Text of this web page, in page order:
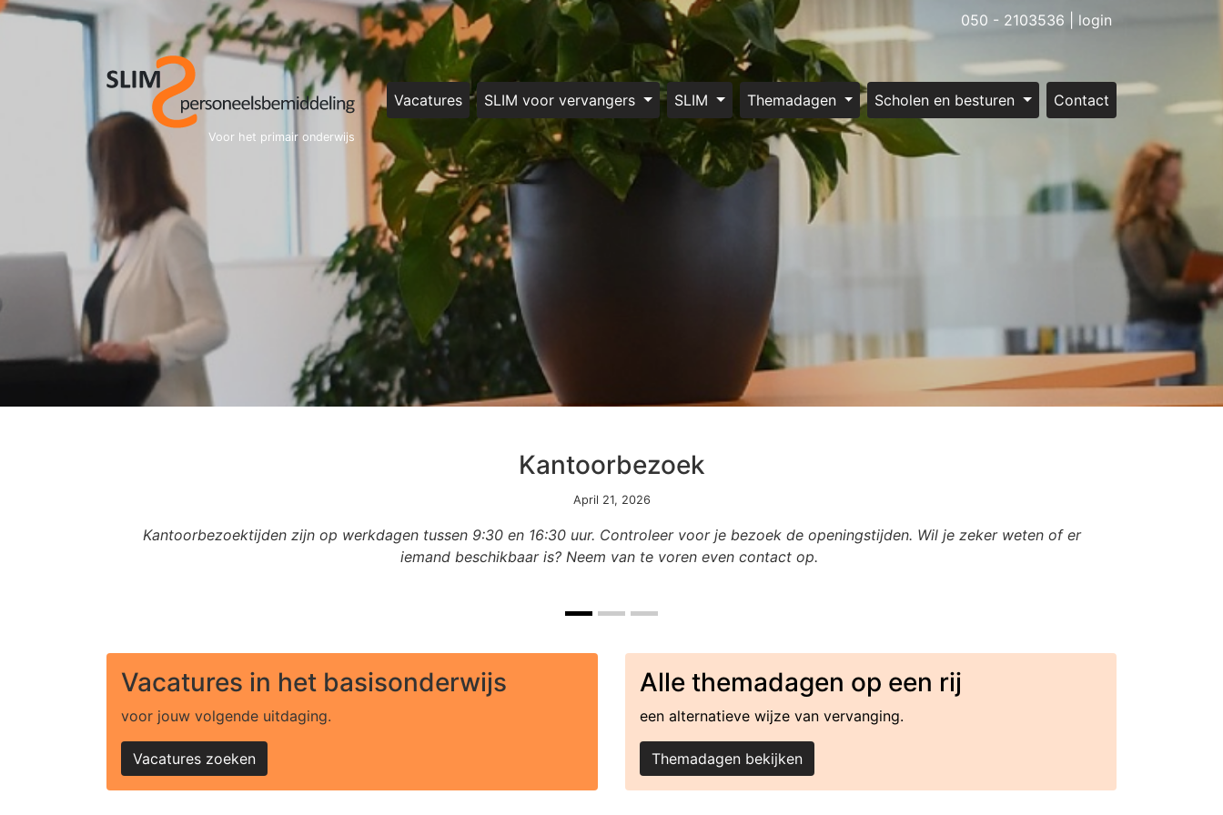
050 - 2103536 login
Voor het primair onderwijs
Vacatures SLIM voor vervangers SLIM Themadagen Scholen en besturen Contact
Kantoorbezoek
April 21, 2026
Kantoorbezoektijden zijn op werkdagen tussen 9:30 en 16:30 uur. Controleer voor je bezoek de openingstijden. Wil je zeker weten of er
iemand beschikbaar is? Neem van te voren even contact op.
Vacatures in het basisonderwijs
voor jouw volgende uitdaging.
Vacatures zoeken
Alle themadagen op een rij
een alternatieve wijze van vervanging.
Themadagen bekijken